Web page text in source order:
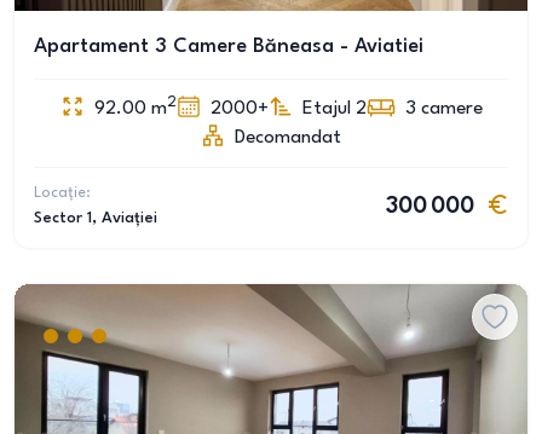
Apartament 3 Camere Băneasa - Aviatiei
92.00 m2 2000+ Etajul 2 3 camere
Decomandat
Locație:
Sector 1 , Aviației
300 000